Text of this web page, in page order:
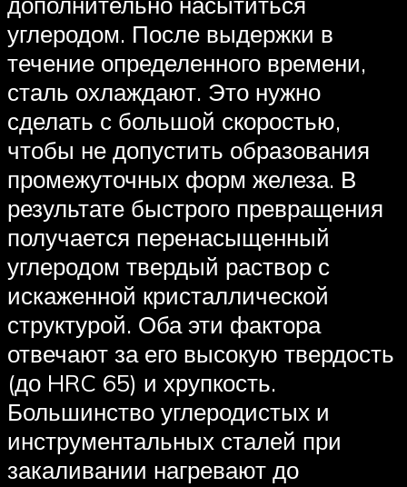
углеродом. После выдержки в
течение определенного времени,
сталь охлаждают. Это нужно
сделать с большой скоростью,
чтобы не допустить образования
промежуточных форм железа. В
результате быстрого превращения
получается перенасыщенный
углеродом твердый раствор с
искаженной кристаллической
структурой. Оба эти фактора
отвечают за его высокую твердость
(до HRC 65) и хрупкость.
Большинство углеродистых и
инструментальных сталей при
закаливании нагревают до